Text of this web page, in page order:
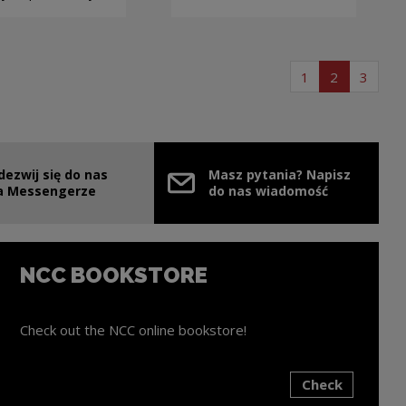
1 page list of
2 page list
3
się do nas
Messengerze
link will open in a new window
Masz pytania? Napisz
do nas wiadomość
NCC BOOKSTORE
Check out the NCC online bookstore!
Check